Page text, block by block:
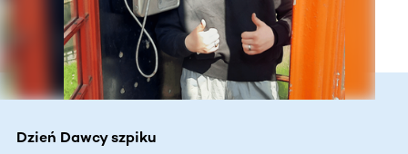
Dzień Dawcy szpiku